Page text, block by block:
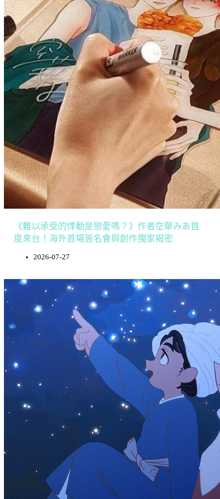
《難以承受的悸動是戀愛嗎？》作者空華みあ首
度來台！海外首場簽名會與創作獨家揭密
2026-07-27